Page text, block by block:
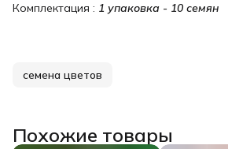
Комплектация : 1 упаковка - 10 семян
семена цветов
Похожие товары